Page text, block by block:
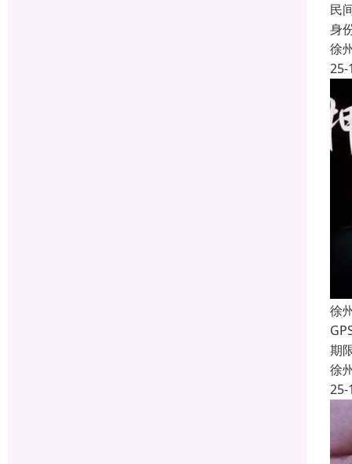
民
身
徐
25-
徐
期
徐
25-